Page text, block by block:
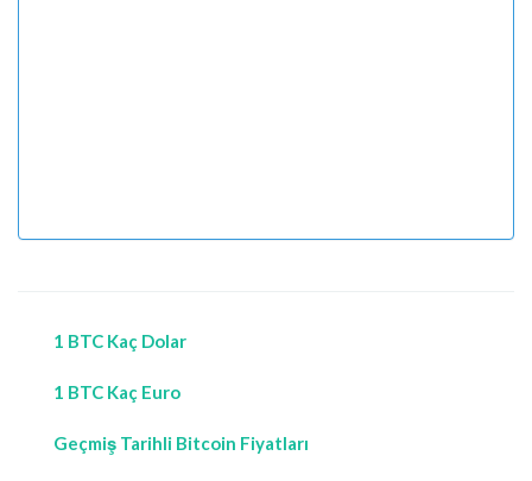
1 BTC Kaç Dolar
1 BTC Kaç Euro
Geçmiş Tarihli Bitcoin Fiyatları